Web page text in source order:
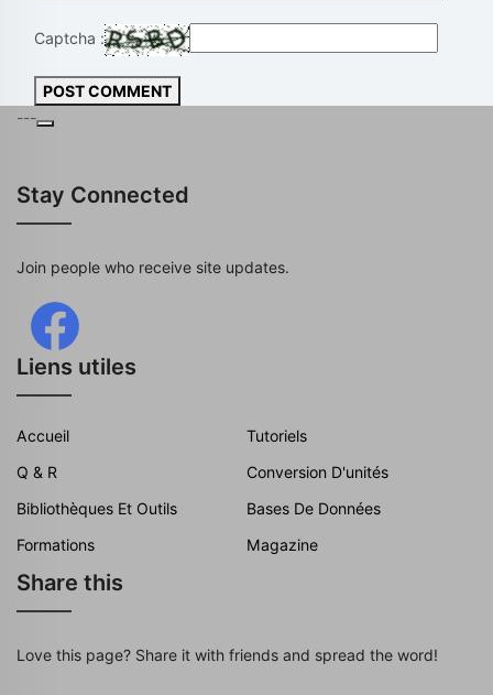
Captcha :
POST COMMENT
---
Stay Connected
Join people who receive site updates.
Liens utiles
Accueil
Tutoriels
Q & R
Conversion D'unités
Bibliothèques Et Outils
Bases De Données
Formations
Magazine
Share this
Love this page? Share it with friends and spread the word!